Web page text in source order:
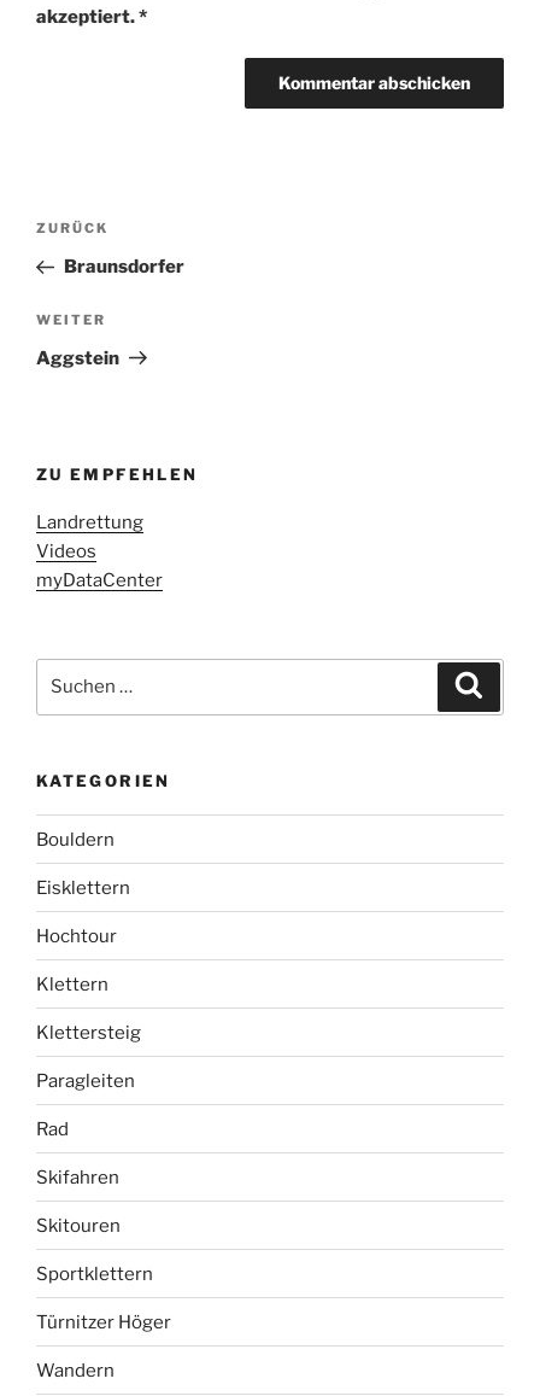
akzeptiert.*
Beitragsnavigation
Vorheriger
Beitrag
ZURÜCK
Braunsdorfer
Nächster
Beitrag
WEITER
Aggstein
ZU EMPFEHLEN
Landrettung
Videos
myDataCenter
nach:
KATEGORIEN
Bouldern
Eisklettern
Hochtour
Klettern
Klettersteig
Paragleiten
Rad
Skifahren
Skitouren
Sportklettern
Türnitzer Höger
Wandern